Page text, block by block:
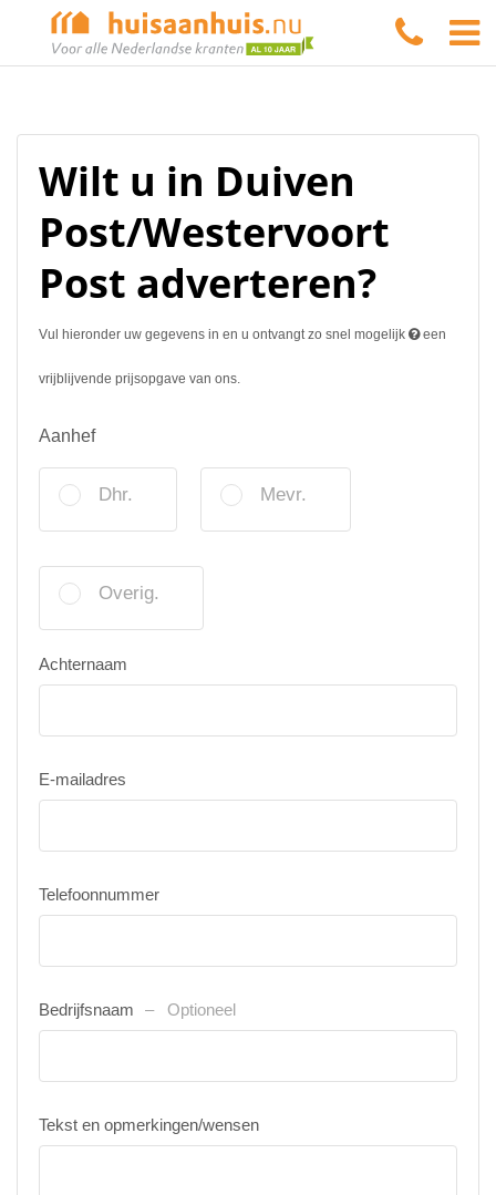
Wilt u in Duiven
Post/Westervoort
Post adverteren?
Vul hieronder uw gegevens in en u ontvangt zo snel mogelijk een
vrijblijvende prijsopgave van ons.
Aanhef
Dhr. Mevr.
Overig.
Achternaam
E-mailadres
Telefoonnummer
Bedrijfsnaam Optioneel
Tekst en opmerkingen/wensen